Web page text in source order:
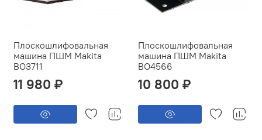
Плоскошлифовальная
машина ПШМ Makita
BO3711
11 980 ₽
Плоскошлифовальная
машина ПШМ Makita
BO4566
10 800 ₽